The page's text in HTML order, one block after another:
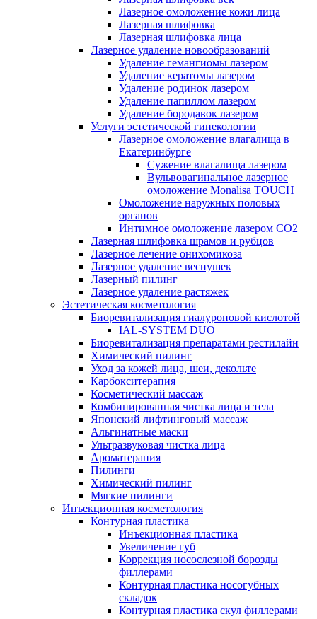
Лазерное омоложение кожи лица
Лазерная шлифовка
Лазерная шлифовка лица
Лазерное удаление новообразований
Удаление гемангиомы лазером
Удаление кератомы лазером
Удаление родинок лазером
Удаление папиллом лазером
Удаление бородавок лазером
Услуги эстетической гинекологии
Лазерное омоложение влагалища в
Екатеринбурге
Cужение влагалища лазером
Вульвовагинальное лазерное
омоложение Monalisa TOUCH
Омоложение наружных половых
органов
Интимное омоложение лазером СО2
Лазерная шлифовка шрамов и рубцов
Лазерное лечение онихомикоза
Лазерное удаление веснушек
Лазерный пилинг
Лазерное удаление растяжек
Эстетическая косметология
Биоревитализация гиалуроновой кислотой
IAL-SYSTEM DUO
Биоревитализация препаратами рестилайн
Химический пилинг
Уход за кожей лица, шеи, декольте
Карбокситерапия
Косметический массаж
Комбинированная чистка лица и тела
Японский лифтинговый массаж
Альгинатные маски
Ультразвуковая чистка лица
Ароматерапия
Пилинги
Химический пилинг
Мягкие пилинги
Инъекционная косметология
Контурная пластика
Инъекционная пластика
Увеличение губ
Коррекция носослезной борозды
филлерами
Контурная пластика носогубных
складок
Контурная пластика скул филлерами